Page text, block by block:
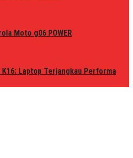
Moto g06 POWER
K16: Laptop Terjangkau Performa